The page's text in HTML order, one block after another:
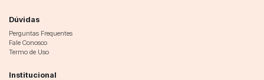
Dúvidas
Perguntas Frequentes
Fale Conosco
Termo de Uso
Institucional